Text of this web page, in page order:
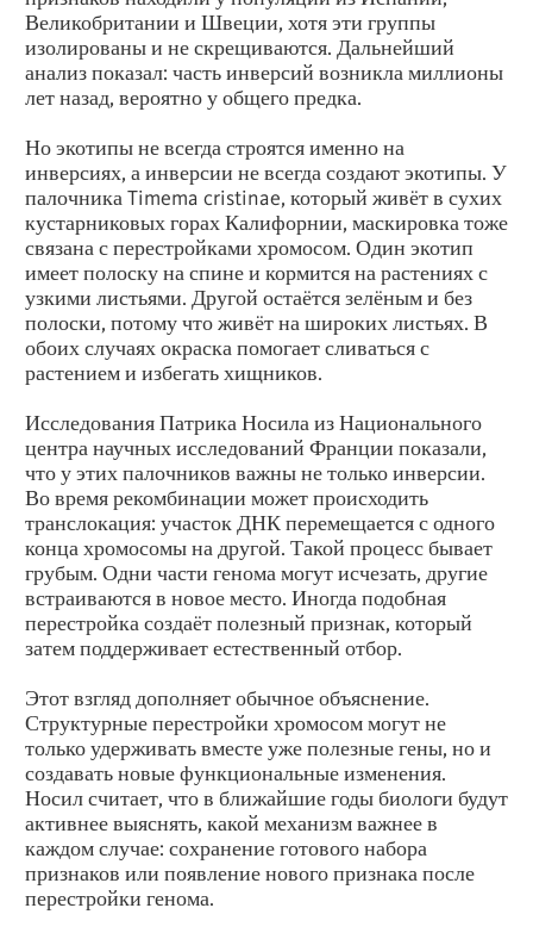
Великобритании и Швеции, хотя эти группы
изолированы и не скрещиваются. Дальнейший
анализ показал: часть инверсий возникла миллионы
лет назад, вероятно у общего предка.
Но экотипы не всегда строятся именно на
инверсиях, а инверсии не всегда создают экотипы. У
палочника Timema cristinae, который живёт в сухих
кустарниковых горах Калифорнии, маскировка тоже
связана с перестройками хромосом. Один экотип
имеет полоску на спине и кормится на растениях с
узкими листьями. Другой остаётся зелёным и без
полоски, потому что живёт на широких листьях. В
обоих случаях окраска помогает сливаться с
растением и избегать хищников.
Исследования Патрика Носила из Национального
центра научных исследований Франции показали,
что у этих палочников важны не только инверсии.
Во время рекомбинации может происходить
транслокация: участок ДНК перемещается с одного
конца хромосомы на другой. Такой процесс бывает
грубым. Одни части генома могут исчезать, другие
встраиваются в новое место. Иногда подобная
перестройка создаёт полезный признак, который
затем поддерживает естественный отбор.
Этот взгляд дополняет обычное объяснение.
Структурные перестройки хромосом могут не
только удерживать вместе уже полезные гены, но и
создавать новые функциональные изменения.
Носил считает, что в ближайшие годы биологи будут
активнее выяснять, какой механизм важнее в
каждом случае: сохранение готового набора
признаков или появление нового признака после
перестройки генома.